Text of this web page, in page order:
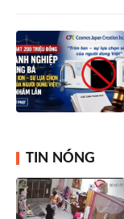
TIN NÓNG